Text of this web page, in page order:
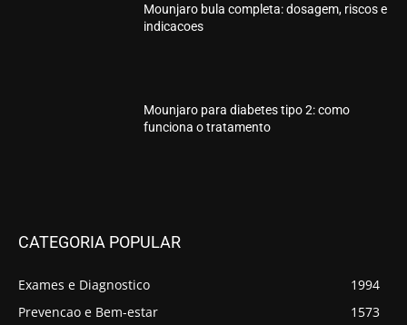
Mounjaro bula completa: dosagem, riscos e
indicacoes
Mounjaro para diabetes tipo 2: como
funciona o tratamento
CATEGORIA POPULAR
Exames e Diagnostico
1994
Prevencao e Bem-estar
1573